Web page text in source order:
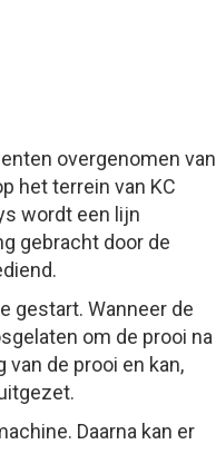
overgenomen van
het terrein van KC
wordt een lijn
gebracht door de
gestart. Wanneer de
om de prooi na
de prooi en kan,
Daarna kan er